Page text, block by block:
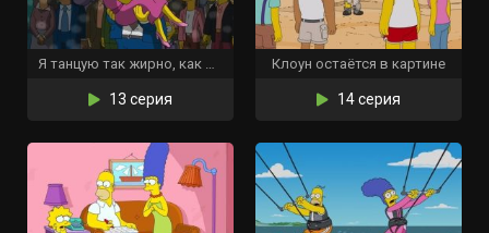
Я танцую так жирно, как могу
13 серия
Клоун остаётся в картине
14 серия